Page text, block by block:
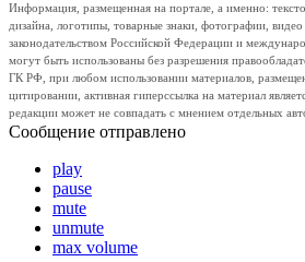
Информация, размещенная на портале, а именно:
дизайна, логотипы, товарные знаки, фотографии,
законодательством Российской Федерации и
могут быть использованы без разрешения
ГК РФ, при любом использовании материалов,
цитировании, активная гиперссылка на материал
редакции может не совпадать с мнением отдельных
Сообщение отправлено
play
pause
mute
unmute
max volume